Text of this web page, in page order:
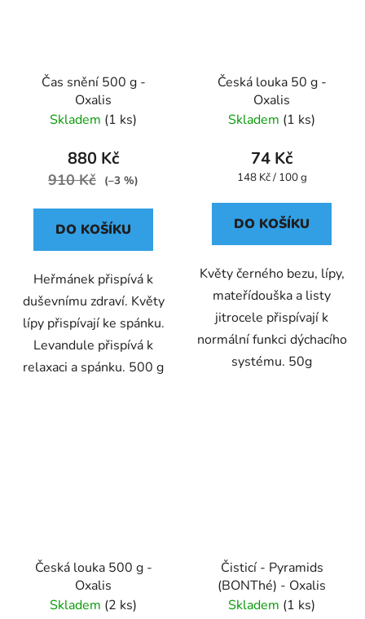
Čas snění 500 g -
Oxalis
Skladem (1 ks)
880 Kč
910 Kč (–3 %)
DO KOŠÍKU
Heřmánek přispívá k
duševnímu zdraví. Květy
lípy přispívají ke spánku.
Levandule přispívá k
relaxaci a spánku. 500 g
Česká louka 50 g -
Oxalis
Skladem (1 ks)
74 Kč
Měrná
148 Kč / 100 g
DO KOŠÍKU
Květy černého bezu, lípy,
mateřídouška a listy
jitrocele přispívají k
normální funkci dýchacího
systému. 50g
Česká louka 500 g -
Oxalis
Skladem (2 ks)
Čisticí - Pyramids
(BONThé) - Oxalis
Skladem (1 ks)